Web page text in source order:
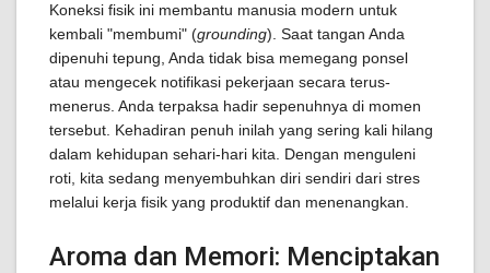
Koneksi fisik ini membantu manusia modern untuk
kembali "membumi" (grounding). Saat tangan Anda
dipenuhi tepung, Anda tidak bisa memegang ponsel
atau mengecek notifikasi pekerjaan secara terus-
menerus. Anda terpaksa hadir sepenuhnya di momen
tersebut. Kehadiran penuh inilah yang sering kali hilang
dalam kehidupan sehari-hari kita. Dengan menguleni
roti, kita sedang menyembuhkan diri sendiri dari stres
melalui kerja fisik yang produktif dan menenangkan.
Aroma dan Memori: Menciptakan